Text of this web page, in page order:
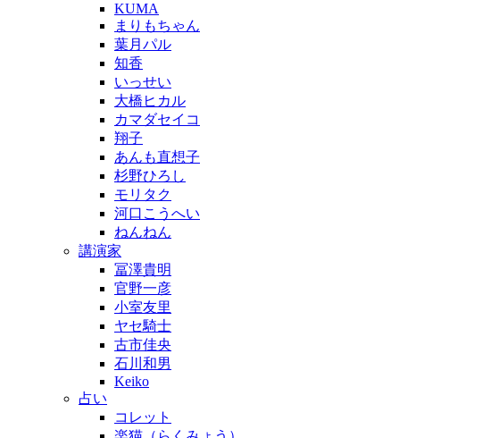
KUMA
まりもちゃん
葉月パル
知香
いっせい
大橋ヒカル
カマダセイコ
翔子
あんも直想子
杉野ひろし
モリタク
河口こうへい
ねんねん
講演家
冨澤貴明
官野一彦
小室友里
ヤセ騎士
古市佳央
石川和男
Keiko
占い
コレット